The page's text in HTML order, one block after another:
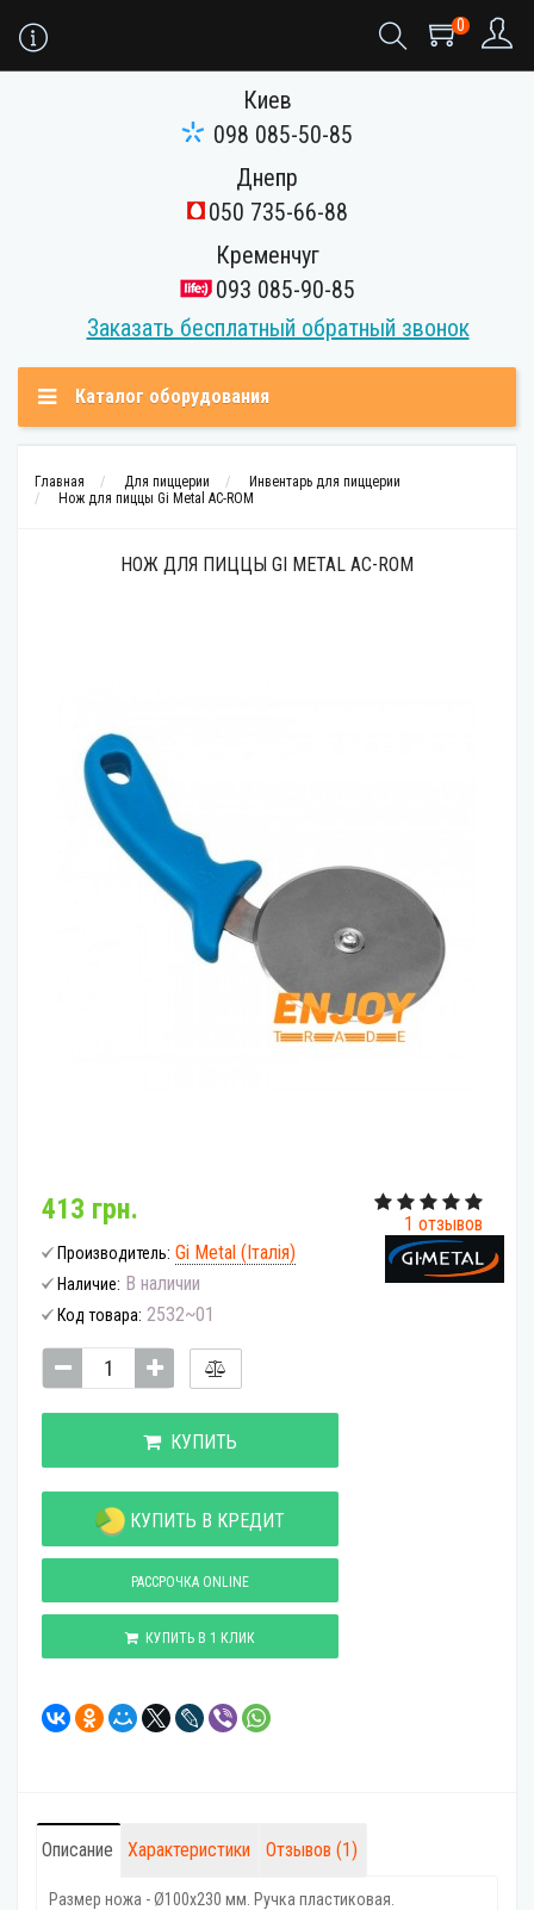
0
Киев
098 085-50-85
Днепр
050 735-66-88
Кременчуг
093 085-90-85
Заказать бесплатный обратный звонок
Каталог оборудования
Главная Для пиццерии
Инвентарь для пиццерии
Нож для пиццы Gi Metal AC-ROM
НОЖ ДЛЯ ПИЦЦЫ GI METAL AC-ROM
1 отзывов
413 грн.
Производитель: Gi Metal (Італія)
Наличие: В наличии
Код товара: 2532~01
КУПИТЬ
КУПИТЬ В КРЕДИТ
РАССРОЧКА ONLINE
КУПИТЬ В 1 КЛИК
Описание Характеристики Отзывов (1)
Размер ножа - Ø100х230 мм. Ручка пластиковая.